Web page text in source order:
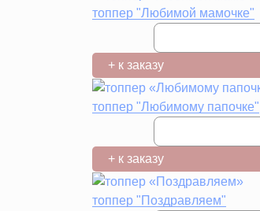
топпер "Любимой мамочке"
+ к заказу
топпер "Любимому папочке"
+ к заказу
топпер "Поздравляем"